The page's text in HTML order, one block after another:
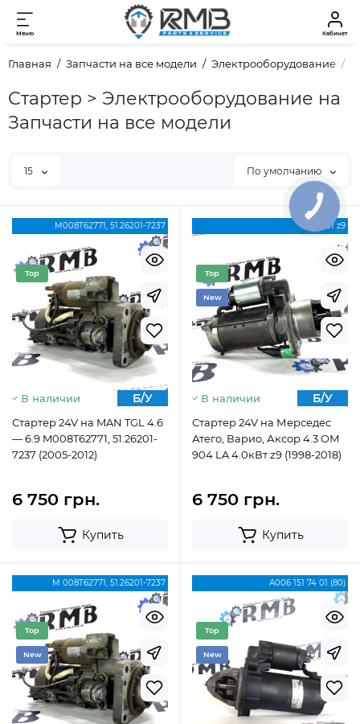
Меню Кабинет
Главная Запчасти на все модели Электрооборудование
Стартер > Электрооборудование на
Запчасти на все модели
15 По умолчанию
M008T62771, 51.26201-7237
Top
В наличии Б/У
Стартер 24V на MAN TGL 4.6
— 6.9 M008T62771, 51.26201-
7237 (2005-2012)
6 750 грн.
Купить
4.0кВт z9
Top
New
В наличии Б/У
Стартер 24V на Мерседес
Атего, Варио, Аксор 4.3 OМ
904 LA 4.0кВт z9 (1998-2018)
6 750 грн.
Купить
M 008T62771, 51.26201-7237
Top
New
А006 151 74 01 (80)
Top
New
КНОПКА
ЗВ'ЯЗКУ